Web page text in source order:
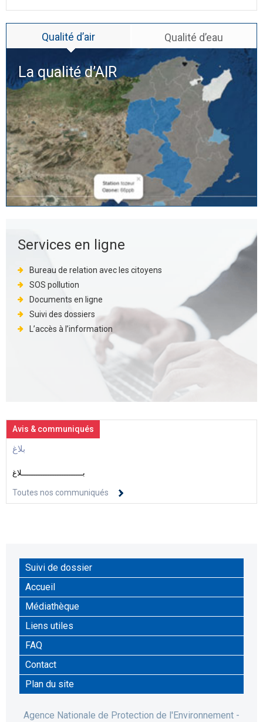
Qualité d’air Qualité d’eau
La qualité d’AIR
Services en ligne
Bureau de relation avec les citoyens
SOS pollution
Documents en ligne
Suivi des dossiers
L’accès à l’information
Avis & communiqués
بلاغ
بــــــــــــــــــــــــــلاغ
Toutes nos communiqués
Suivi de dossier
Accueil
Médiathèque
Liens utiles
FAQ
Contact
Plan du site
Agence Nationale de Protection de l'Environnement -